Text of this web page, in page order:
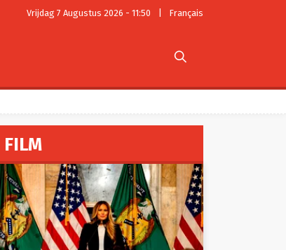
Vrijdag 7 Augustus 2026 - 11:50 Français

FILM